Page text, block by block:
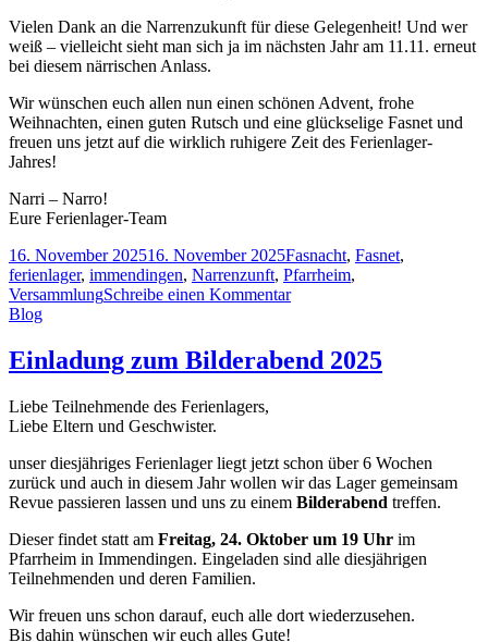
Vielen Dank an die Narrenzukunft für diese Gelegenheit! Und wer
weiß – vielleicht sieht man sich ja im nächsten Jahr am 11.11. erneut
bei diesem närrischen Anlass.
Wir wünschen euch allen nun einen schönen Advent, frohe
Weihnachten, einen guten Rutsch und eine glückselige Fasnet und
freuen uns jetzt auf die wirklich ruhigere Zeit des Ferienlager-
Jahres!
Narri – Narro!
Eure Ferienlager-Team
16. November 202516. November 2025Fasnacht, Fasnet,
ferienlager, immendingen, Narrenzunft, Pfarrheim,
VersammlungSchreibe einen Kommentar
Blog
Einladung zum Bilderabend 2025
Liebe Teilnehmende des Ferienlagers,
Liebe Eltern und Geschwister.
unser diesjähriges Ferienlager liegt jetzt schon über 6 Wochen
zurück und auch in diesem Jahr wollen wir das Lager gemeinsam
Revue passieren lassen und uns zu einem Bilderabend treffen.
Dieser findet statt am Freitag, 24. Oktober um 19 Uhr im
Pfarrheim in Immendingen. Eingeladen sind alle diesjährigen
Teilnehmenden und deren Familien.
Wir freuen uns schon darauf, euch alle dort wiederzusehen.
Bis dahin wünschen wir euch alles Gute!